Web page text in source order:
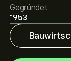
Gegründet
1953
Analysten
basierend auf
erwartetem
Prognosen für